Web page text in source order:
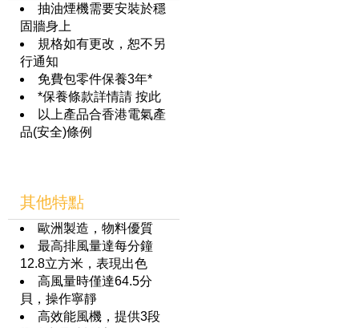
抽油煙機需要安裝於穩
固牆身上
規格如有更改，恕不另
行通知
免費包零件保養3年*
*保養條款詳情請 按此
以上產品合香港電氣產
品(安全)條例
其他特點
歐洲製造，物料優質
最高排風量達每分鐘
12.8立方米，表現出色
高風量時僅達64.5分
貝，操作寧靜
高效能風機，提供3段